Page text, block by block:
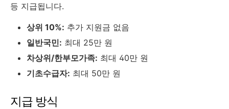
등 지급됩니다.
상위 10%: 추가 지원금 없음
일반국민: 최대 25만 원
차상위/한부모가족: 최대 40만 원
기초수급자: 최대 50만 원
지급 방식